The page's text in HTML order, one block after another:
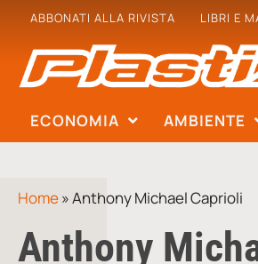
ABBONATI ALLA RIVISTA LIBRI E
ECONOMIA AMBIENTE
Home»Anthony Michael Caprioli
Anthony